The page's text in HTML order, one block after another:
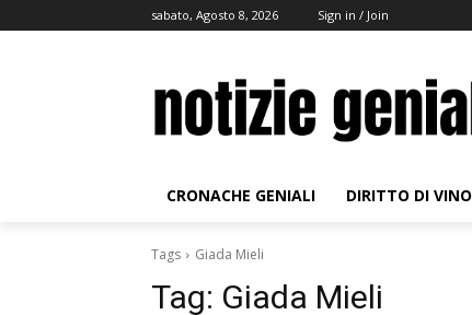
sabato, Agosto 8, 2026 Sign in / Join
CRONACHE GENIALI DIRITTO DI VINO
Tags Giada Mieli
Tag: Giada Mieli